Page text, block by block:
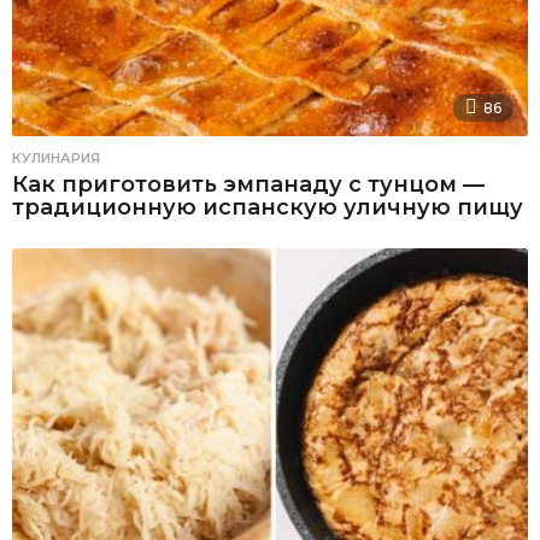
86
КУЛИНАРИЯ
Как приготовить эмпанаду с тунцом —
традиционную испанскую уличную пищу